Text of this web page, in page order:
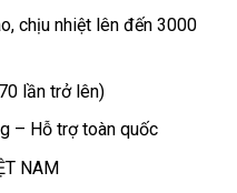
chịu nhiệt lên đến 3000
lần trở lên)
– Hỗ trợ toàn quốc
NAM